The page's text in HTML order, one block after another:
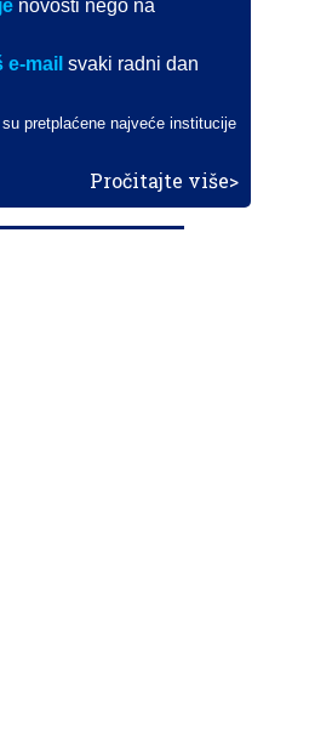
novosti nego na
e-mail svaki radni dan
pretplaćene najveće institucije
Pročitajte više>